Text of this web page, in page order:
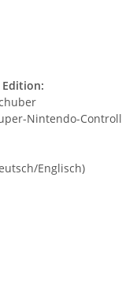
Edition:
Nintendo-
Englisch)